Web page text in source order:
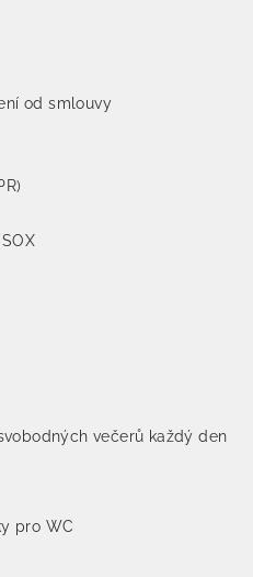
od smlouvy
večerů každý den
pro WC